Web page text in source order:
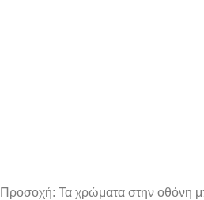
Προσοχή: Τα χρώματα στην οθόνη